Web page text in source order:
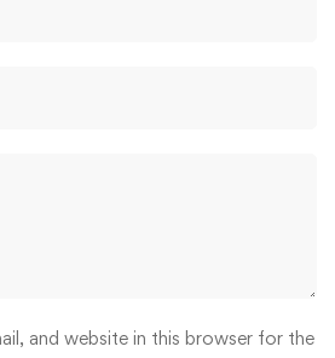
and website in this browser for the